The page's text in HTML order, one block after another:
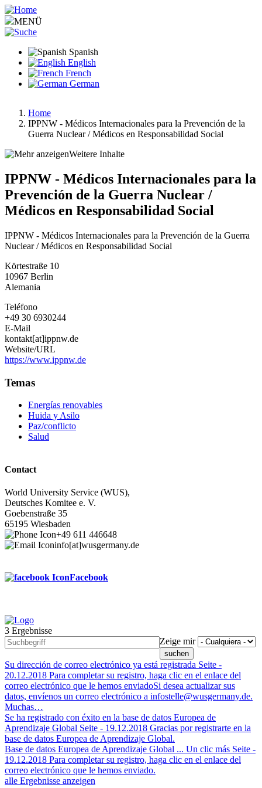
Pasar
al
contenido
MENÜ
Spanish
English
French
German
Ruta
navegación
Home
IPPNW - Médicos Internacionales para la Prevención de la
Guerra Nuclear / Médicos en Responsabilidad Social
Weitere Inhalte
IPPNW - Médicos Internacionales para la
Prevención de la Guerra Nuclear /
Médicos en Responsabilidad Social
IPPNW - Médicos Internacionales para la Prevención de la Guerra
Nuclear / Médicos en Responsabilidad Social
Körtestraße 10
10967 Berlin
Alemania
Teléfono
+49 30 6930244
E-Mail
kontakt[at]ippnw.de
Website/URL
https://www.ippnw.de
Temas
Energías renovables
Huida y Asilo
Paz/conflicto
Salud
Contact
World University Service (WUS),
Deutsches Komitee e. V.
Goebenstraße 35
65195 Wiesbaden
+49 611 446648
info[at]wusgermany.de
Facebook
Footer
menu
3 Ergebnisse
Zeige mir
Su dirección de correo electrónico ya está registrada Seite -
20.12.2018 Para completar su registro, haga clic en el enlace del
correo electrónico que le hemos enviadoSi desea actualizar sus
datos, envíenos un correo electrónico a infostelle@wusgermany.de.
Muchas…
Se ha registrado con éxito en la base de datos Europea de
Aprendizaje Global Seite - 19.12.2018 Gracias por registrarte en la
base de datos Europea de Aprendizaje Global.
Base de datos Europea de Aprendizaje Global ... Un clic más Seite -
19.12.2018 Para completar su registro, haga clic en el enlace del
correo electrónico que le hemos enviado.
alle Ergebnisse anzeigen